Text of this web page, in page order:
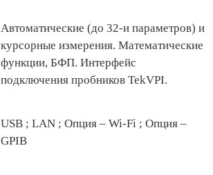
Автоматические (до 32-и параметров) и
курсорные измерения. Математические
функции, БФП. Интерфейс
подключения пробников TekVPI.
USB ; LAN ; Опция – Wi-Fi ; Опция –
GPIB